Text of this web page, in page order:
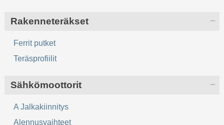
Rakenneteräkset
Ferrit putket
Teräsprofiilit
Sähkömoottorit
A Jalkakiinnitys
Alennusvaihteet